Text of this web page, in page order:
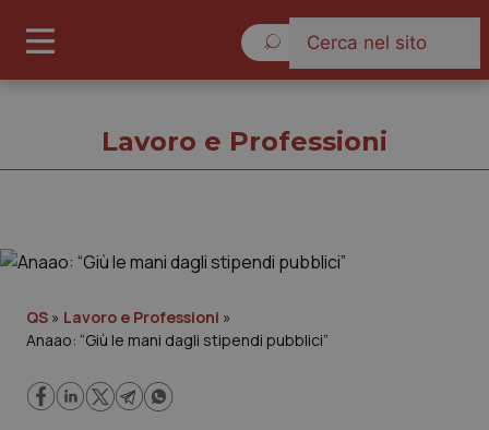
Cronache
Lavoro e Professioni
QS » Lavoro e Professioni »
Anaao: “Giù le mani dagli stipendi pubblici”